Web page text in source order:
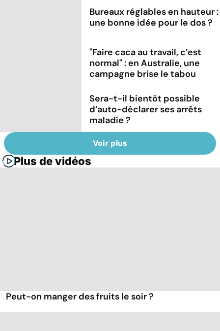
Bureaux réglables en hauteur :
une bonne idée pour le dos ?
"Faire caca au travail, c’est
normal" : en Australie, une
campagne brise le tabou
Sera-t-il bientôt possible
d’auto-déclarer ses arrêts
maladie ?
Voir plus
Plus de vidéos
Peut-on manger des fruits le soir ?